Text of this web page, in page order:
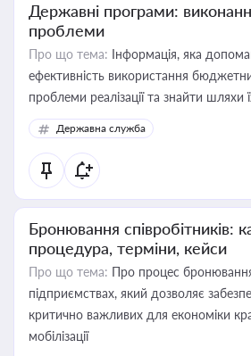
Державні програми:
проблеми
Про що тема: Інформація, яка
ефективність використання
проблеми реалізації та знайти шляхи
Державна служба
Бронювання співробітників:
процедура, терміни, кейси
Про що тема: Про процес бронювання
підприємствах, який дозволяє
критично важливих для економіки
мобілізації